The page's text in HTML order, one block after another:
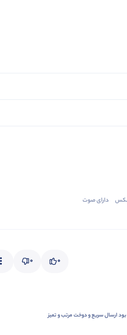
عکس دارای‌ صوت
0
0
ارسال سریع و دوخت مرتب و تمیز